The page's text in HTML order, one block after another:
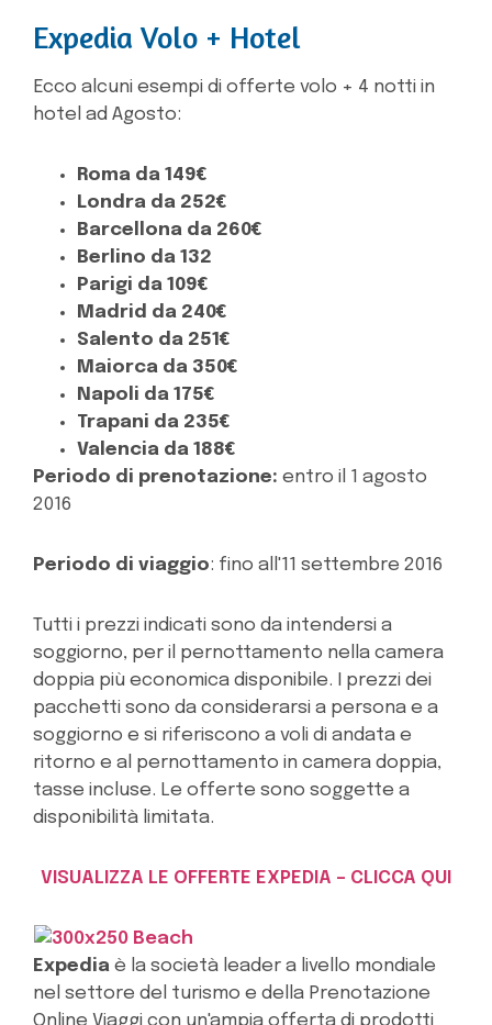
Expedia Volo + Hotel
Ecco alcuni esempi di offerte volo + 4 notti in
hotel ad Agosto:
Roma da 149€
Londra da 252€
Barcellona da 260€
Berlino da 132
Parigi da 109€
Madrid da 240€
Salento da 251€
Maiorca da 350€
Napoli da 175€
Trapani da 235€
Valencia da 188€
Periodo di prenotazione: entro il 1 agosto
2016
Periodo di viaggio: fino all'11 settembre 2016
Tutti i prezzi indicati sono da intendersi a
soggiorno, per il pernottamento nella camera
doppia più economica disponibile. I prezzi dei
pacchetti sono da considerarsi a persona e a
soggiorno e si riferiscono a voli di andata e
ritorno e al pernottamento in camera doppia,
tasse incluse. Le offerte sono soggette a
disponibilità limitata.
VISUALIZZA LE OFFERTE EXPEDIA – CLICCA QUI
Expedia è la società leader a livello mondiale
nel settore del turismo e della Prenotazione
Online Viaggi con un'ampia offerta di prodotti